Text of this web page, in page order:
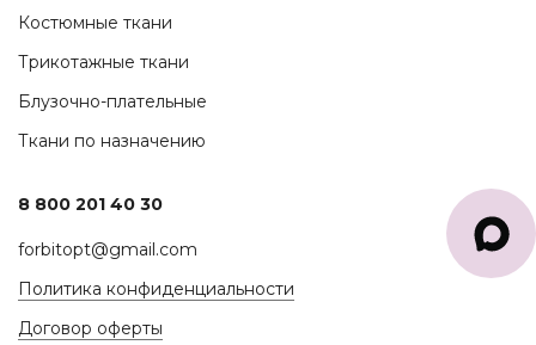
Костюмные ткани
Трикотажные ткани
Блузочно-плательные
Ткани по назначению
8 800 201 40 30
forbitopt@gmail.com
Политика конфиденциальности
Договор оферты